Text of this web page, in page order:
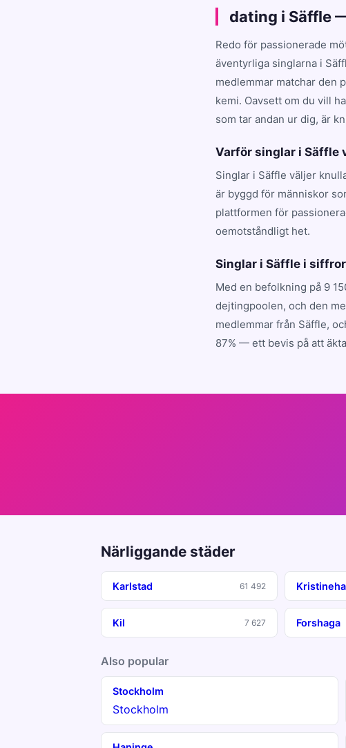
dating i Säffle
Redo för passionerade
äventyrliga singlarna i
medlemmar matchar den
kemi. Oavsett om du vill
som tar andan ur dig, är
Varför singlar i Säffle
Singlar i Säffle väljer
är byggd för människor
plattformen för
oemotståndligt het.
Singlar i Säffle i siffror
Med en befolkning på 9
dejtingpoolen, och den
medlemmar från Säffle,
87% — ett bevis på att
Närliggande städer
Karlstad 61 492
Kil 7 627 Forshaga
Also popular
Stockholm
Stockholm